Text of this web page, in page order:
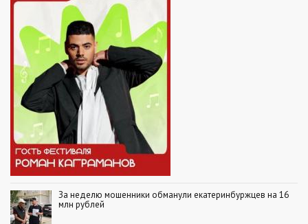
За неделю мошенники обманули екатеринбуржцев на 16
млн рублей